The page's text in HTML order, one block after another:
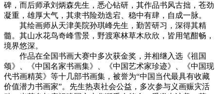
碑，而后师承刘炳森先生，悉心钻研，其作品书风古拙，苍劲
凝重，雄厚大气，其隶书险劲迭宕、稳中有肆，自成一脉。
其绘画师从天津美院孙琪峰先生，勤苦研习，深得其精
髓。其山水花鸟奇峰雪景，野渡寒林草木欣欣，皆用笔酣畅，
境界悠深。
作品在全国书画大赛中多次获金奖，并相继入选《祖国
颂》、《中国名家书画集》、《中国艺术家珍迹》、《中国现
代书画精英》等十几部书画集，被誉为“中国当代最具有收藏
价值潜力书画家”。先生热衷社会公益，多次参与义画赈灾活